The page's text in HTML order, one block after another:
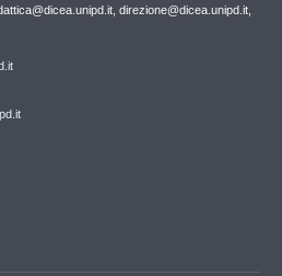
direzione@dicea.unipd.it,